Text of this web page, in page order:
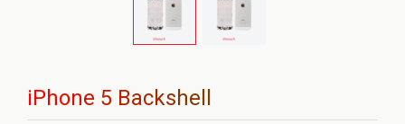
iPhone 5 Backshell